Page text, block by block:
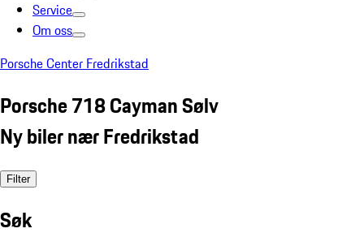
Service
Om oss
Porsche Center Fredrikstad
Porsche 718 Cayman Sølv
Ny biler nær Fredrikstad
Filter
Søk